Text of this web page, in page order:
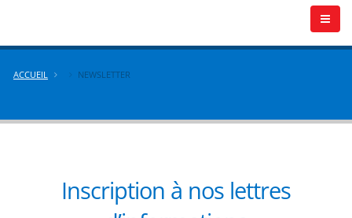
ACCUEIL NEWSLETTER
Inscription à nos lettres